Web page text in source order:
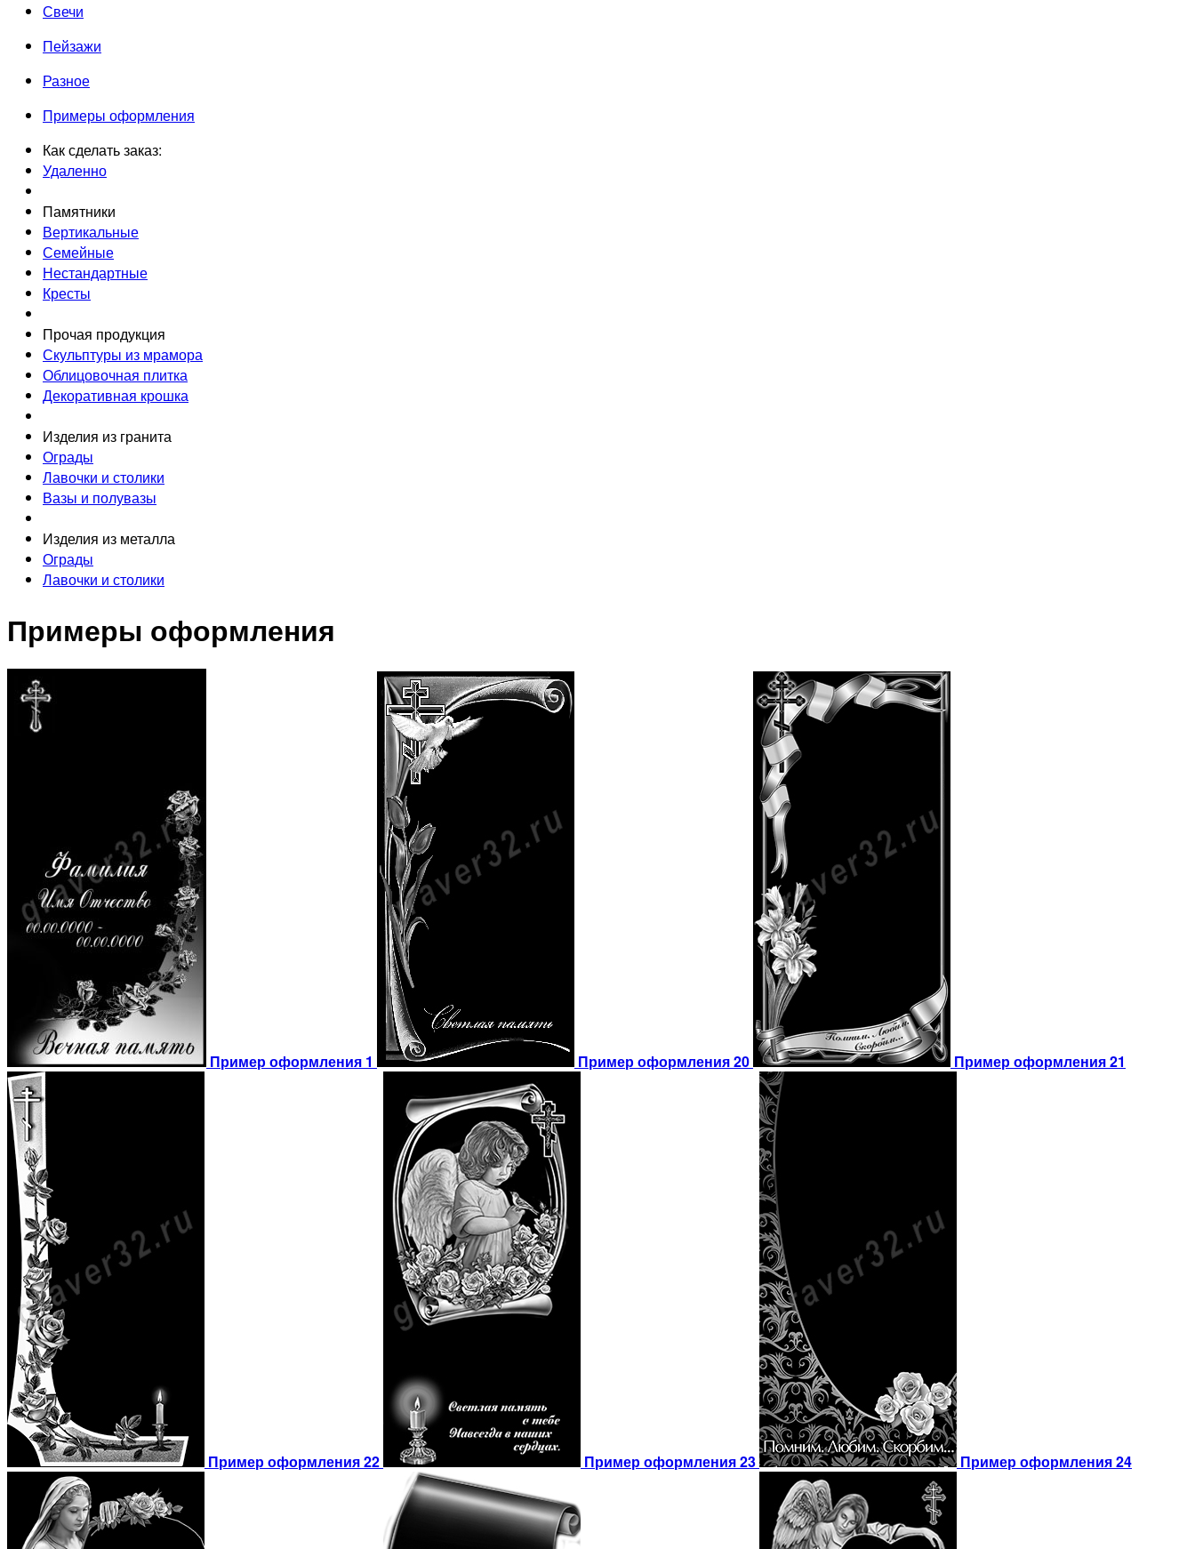
Свечи
Пейзажи
Разное
Примеры оформления
Как сделать заказ:
Удаленно
Памятники
Вертикальные
Семейные
Нестандартные
Кресты
Прочая продукция
Скульптуры из мрамора
Облицовочная плитка
Декоративная крошка
Изделия из гранита
Ограды
Лавочки и столики
Вазы и полувазы
Изделия из металла
Ограды
Лавочки и столики
Примеры оформления
Пример оформления 1 Пример оформления 20 Пример оформления 21
Пример оформления 22 Пример оформления 23 Пример оформления 24